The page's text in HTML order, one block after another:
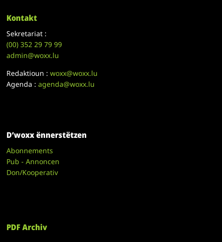
Kontakt
Sekretariat :
(00)352 29 79 99
admin@woxx.lu
Redaktioun :woxx@woxx.lu
Agenda :agenda@woxx.lu
D’woxx ënnerstëtzen
Abonnements
Pub - Annoncen
Don/Kooperativ
PDF Archiv